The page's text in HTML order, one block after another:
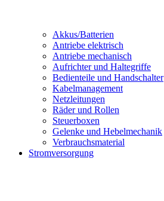
Akkus/Batterien
Antriebe elektrisch
Antriebe mechanisch
Aufrichter und Haltegriffe
Bedienteile und Handschalter
Kabelmanagement
Netzleitungen
Räder und Rollen
Steuerboxen
Gelenke und Hebelmechanik
Verbrauchsmaterial
Stromversorgung